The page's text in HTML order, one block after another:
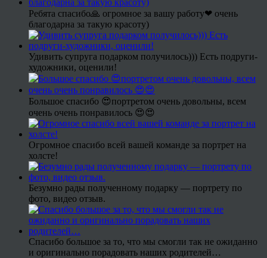
Ребята спасибо🙏 огромное за вашу работу❤ очень
благодарна за такую красоту)
Удивить супруга подарком получилось))) Есть подруги-
художники, оценили!
Большое спасибо 😍портретом очень довольны, всем
очень очень понравилось 😍😍
Огромное спасибо всей вашей команде за портрет на
холсте!
Безумно рады полученному подарку — портрету по
фото, видео отзыв.
Спасибо большое за то, что мы смогли так не ожиданно
и оригинально порадовать наших родителей…